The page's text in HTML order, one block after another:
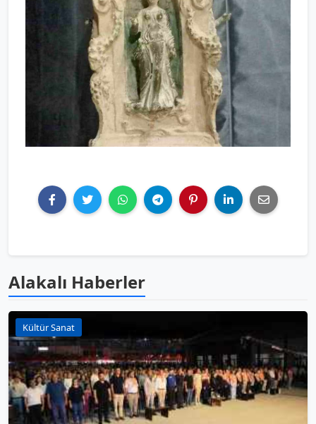
Alakalı Haberler
Kültür Sanat